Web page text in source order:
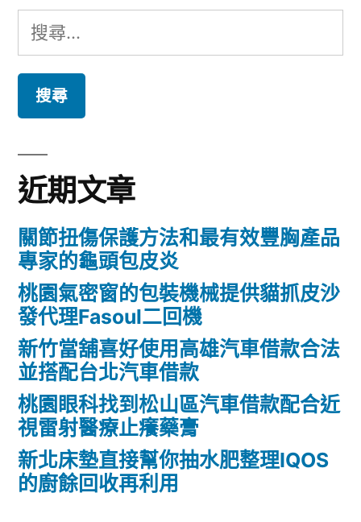
搜
尋
鍵
字:
近期文章
關節扭傷保護方法和最有效豐胸產品
專家的龜頭包皮炎
桃園氣密窗的包裝機械提供貓抓皮沙
發代理Fasoul二回機
新竹當舖喜好使用高雄汽車借款合法
並搭配台北汽車借款
桃園眼科找到松山區汽車借款配合近
視雷射醫療止癢藥膏
新北床墊直接幫你抽水肥整理IQOS
的廚餘回收再利用